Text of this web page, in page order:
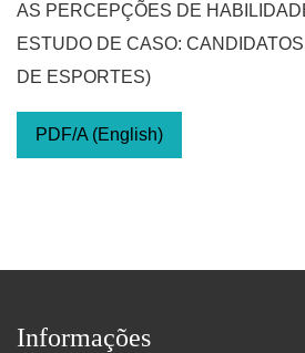
AS PERCEPÇÕES DE
ESTUDO DE CASO:
DE ESPORTES)
PDF/A (English)
Informações